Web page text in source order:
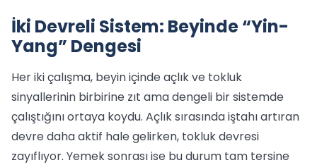
İki Devreli Sistem: Beyinde “Yin-
Yang” Dengesi
Her iki çalışma, beyin içinde açlık ve tokluk
sinyallerinin birbirine zıt ama dengeli bir sistemde
çalıştığını ortaya koydu. Açlık sırasında iştahı artıran
devre daha aktif hale gelirken, tokluk devresi
zayıflıyor. Yemek sonrası ise bu durum tam tersine